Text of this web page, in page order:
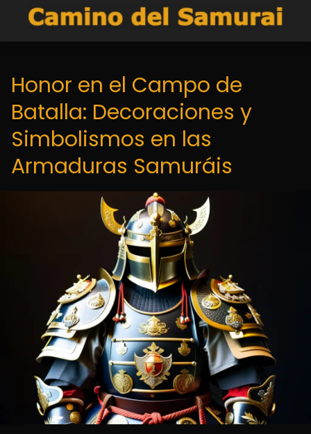
Honor en el Campo de
Batalla: Decoraciones y
Simbolismos en las
Armaduras Samuráis